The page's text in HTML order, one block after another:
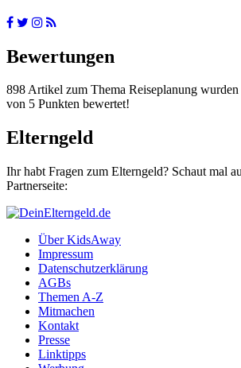
Bewertungen
898 Artikel zum Thema Reiseplanung
von 5 Punkten bewertet!
Elterngeld
Ihr habt Fragen zum Elterngeld? Schaut mal
Partnerseite:
Über KidsAway
Impressum
Datenschutzerklärung
AGBs
Themen A-Z
Mitmachen
Kontakt
Presse
Linktipps